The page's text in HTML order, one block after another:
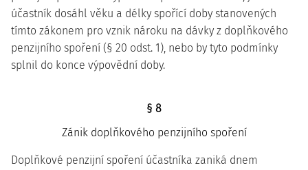
účastník dosáhl věku a délky spořící doby stanovených
tímto zákonem pro vznik nároku na dávky z doplňkového
penzijního spoření (§ 20 odst. 1), nebo by tyto podmínky
splnil do konce výpovědní doby.
§ 8
Zánik doplňkového penzijního spoření
Doplňkové penzijní spoření účastníka zaniká dnem